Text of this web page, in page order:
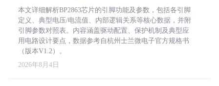
本文详细解析BP2863芯片的引脚功能及参数，包括各引脚
定义、典型电压/电流值、内部逻辑关系等核心数据，并附
引脚参数对照表。内容涵盖驱动配置、保护机制及典型应
用电路设计要点，数据参考自杭州士兰微电子官方规格书
（版本V1.2）。
2026年8月4日